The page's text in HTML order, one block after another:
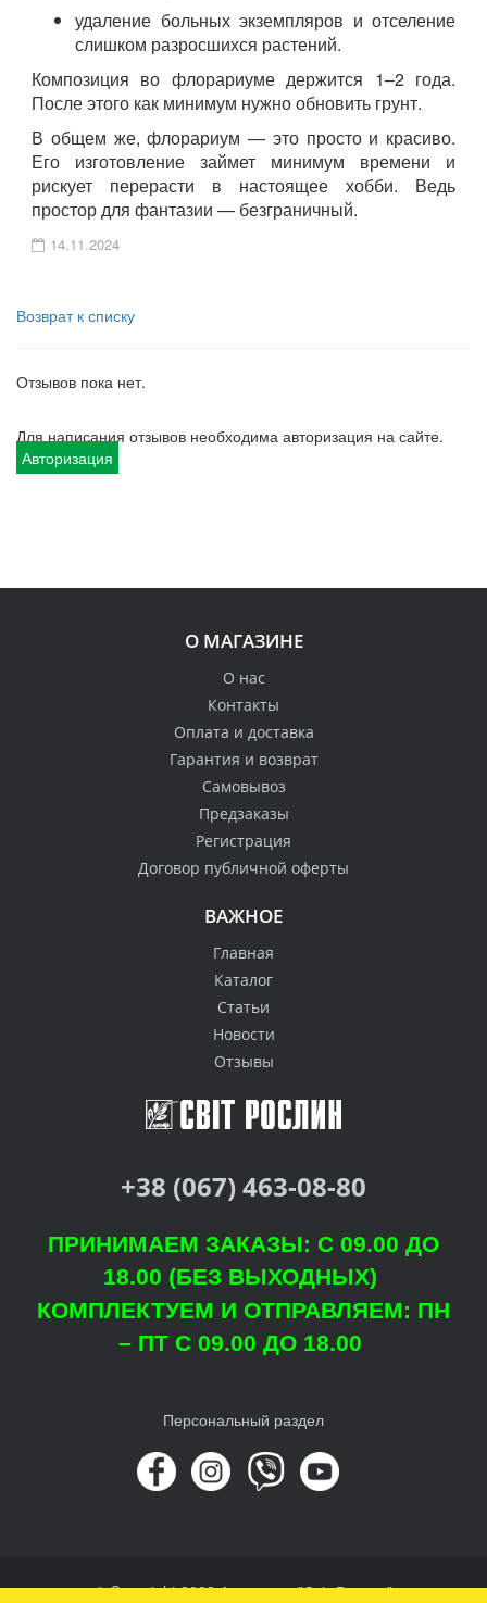
удаление больных экземпляров и отселение
слишком разросшихся растений.
Композиция во флорариуме держится 1–2 года.
После этого как минимум нужно обновить грунт.
В общем же, флорариум — это просто и красиво.
Его изготовление займет минимум времени и
рискует перерасти в настоящее хобби. Ведь
простор для фантазии — безграничный.
14.11.2024
Возврат к списку
Отзывов пока нет.
Для написания отзывов необходима авторизация на сайте.
Авторизация
О МАГАЗИНЕ
О нас
Контакты
Оплата и доставка
Гарантия и возврат
Самовывоз
Предзаказы
Регистрация
Договор публичной оферты
ВАЖНОЕ
Главная
Каталог
Статьи
Новости
Отзывы
+38 (067) 463-08-80
ПРИНИМАЕМ ЗАКАЗЫ: С 09.00 ДО
18.00 (БЕЗ ВЫХОДНЫХ)
КОМПЛЕКТУЕМ И ОТПРАВЛЯЕМ: ПН
– ПТ С 09.00 ДО 18.00
Персональный раздел
© Copyright 2022 Агроцентр "Світ Рослин"